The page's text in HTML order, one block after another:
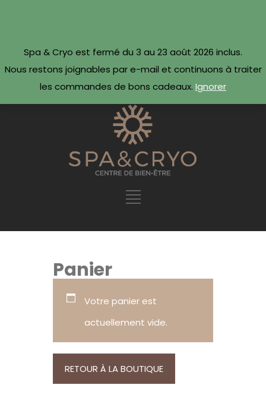
Réserver maintenant ·
Panier
Votre panier est
actuellement vide.
RETOUR À LA BOUTIQUE
Spa & Cryo est fermé du 3 au 23 août 2026 inclus.
Nous restons joignables par e-mail et continuons à traiter
les commandes de bons cadeaux. Ignorer